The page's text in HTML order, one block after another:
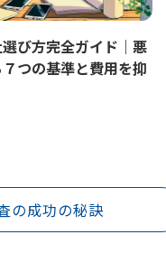
び方完全ガイド｜悪
つの基準と費用を抑
の成功の秘訣